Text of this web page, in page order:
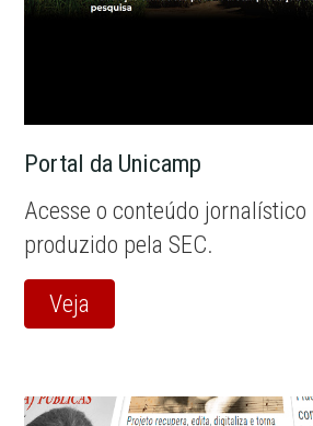
Portal da Unicamp
Acesse o conteúdo jornalístico
produzido pela SEC.
Veja